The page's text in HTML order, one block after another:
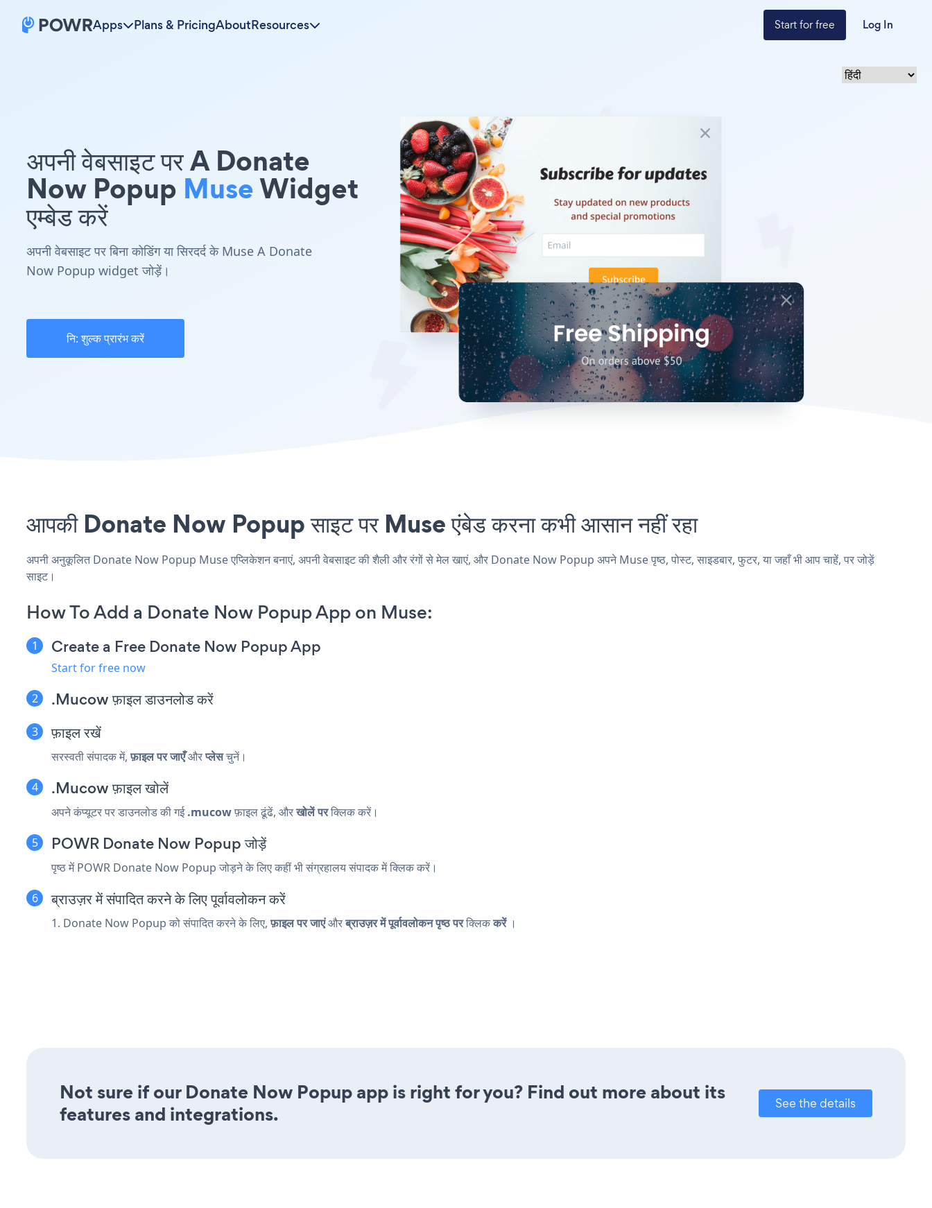
Apps Plans & PricingAboutResources Start for free Log In
अपनी वेबसाइट पर A Donate
Now Popup MuseWidget
एम्बेड करें
अपनी वेबसाइट पर बिना कोडिंग या सिरदर्द के Muse A Donate
Now Popup widget जोड़ें।
नि: शुल्क प्रारंभ करें
आपकी Donate Now Popup साइट पर Muse एंबेड करना कभी आसान नहीं रहा
अपनी अनुकूलित Donate Now Popup Muse एप्लिकेशन बनाएं, अपनी वेबसाइट की शैली और रंगों से मेल खाएं, और Donate Now Popup अपने Muse पृष्ठ, पोस्ट, साइडबार, फुटर, या जहाँ भी आप चाहें, पर जोड़ें
साइट।
How To Add a Donate Now Popup App on Muse:
Create a Free Donate Now Popup App
Start for free now
.Mucow फ़ाइल डाउनलोड करें
फ़ाइल रखें
सरस्वती संपादक में,फ़ाइल पर जाएँऔरप्लेसचुनें।
.Mucow फ़ाइल खोलें
अपने कंप्यूटर पर डाउनलोड की गई.mucowफ़ाइल ढूंढें, औरखोलें परक्लिक करें।
POWR Donate Now Popup जोड़ें
पृष्ठ में POWR Donate Now Popup जोड़ने के लिए कहीं भी संग्रहालय संपादक में क्लिक करें।
ब्राउज़र में संपादित करने के लिए पूर्वावलोकन करें
1. Donate Now Popup को संपादित करने के लिए,फ़ाइल पर जाएंऔरब्राउज़र में पूर्वावलोकन पृष्ठ परक्लिककरें।
Not sure if our Donate Now Popup app is right for you? Find out more about its
features and integrations.
See the details